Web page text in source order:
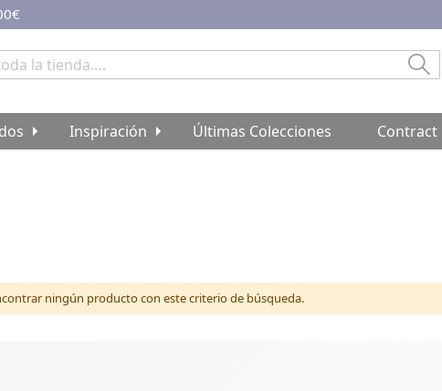
Inspiración Últimas Colecciones Contract
ningún producto con este criterio de búsqueda.